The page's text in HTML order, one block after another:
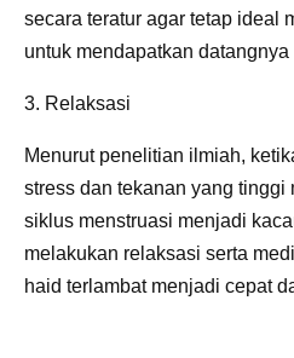
secara teratur agar tetap ideal
untuk mendapatkan datangnya
3. Relaksasi
Menurut penelitian ilmiah,
stress dan tekanan yang tinggi
siklus menstruasi menjadi
melakukan relaksasi serta
haid terlambat menjadi cepat